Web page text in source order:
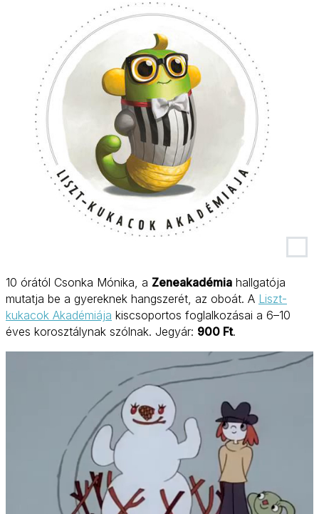
10 órától Csonka Mónika, a Zeneakadémia hallgatója
mutatja be a gyereknek hangszerét, az oboát. A Liszt-
kukacok Akadémiája kiscsoportos foglalkozásai a 6–10
éves korosztálynak szólnak. Jegyár: 900 Ft.